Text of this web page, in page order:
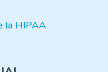
la HIPAA